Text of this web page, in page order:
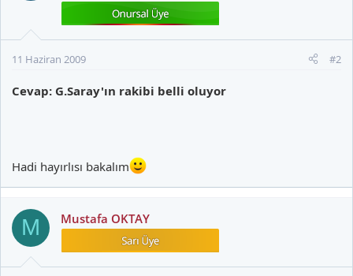
11 Haziran 2009 #2
Cevap: G.Saray'ın rakibi belli oluyor
Hadi hayırlısı bakalım
M Mustafa OKTAY